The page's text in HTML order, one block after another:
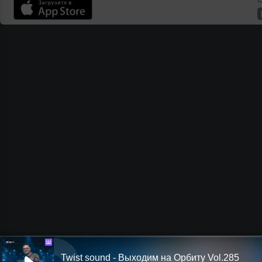
Ш
Twist sound - Выходим на Орбиту Vol.285